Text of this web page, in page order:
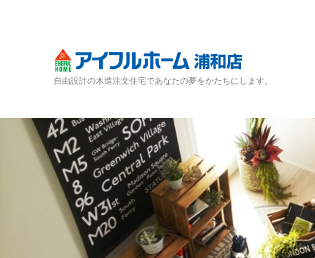
自由設計の木造注文住宅であなたの夢をかたちにします。